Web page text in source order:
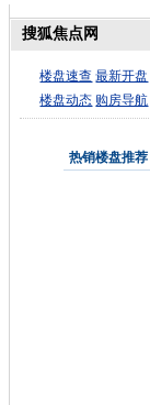
搜狐焦点网
楼盘速查 最新开盘
楼盘动态 购房导航
热销楼盘推荐